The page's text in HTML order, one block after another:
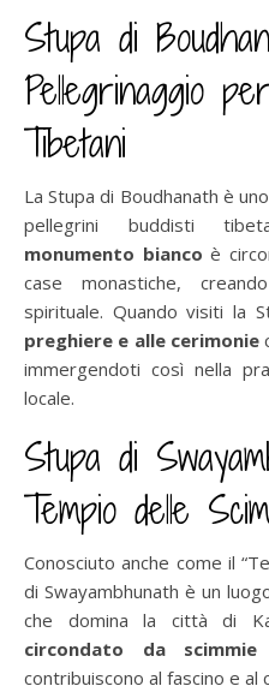
Stupa di
Pellegrinaggio
Tibetani
La Stupa di Boudhanath è
pellegrini buddisti
monumento bianco è
case monastiche,
spirituale. Quando visiti la
preghiere e alle cerimonie
immergendoti così nella
locale.
Stupa di
Tempio delle
Conosciuto anche come il
di Swayambhunath è un
che domina la città di
circondato da
contribuiscono al fascino e